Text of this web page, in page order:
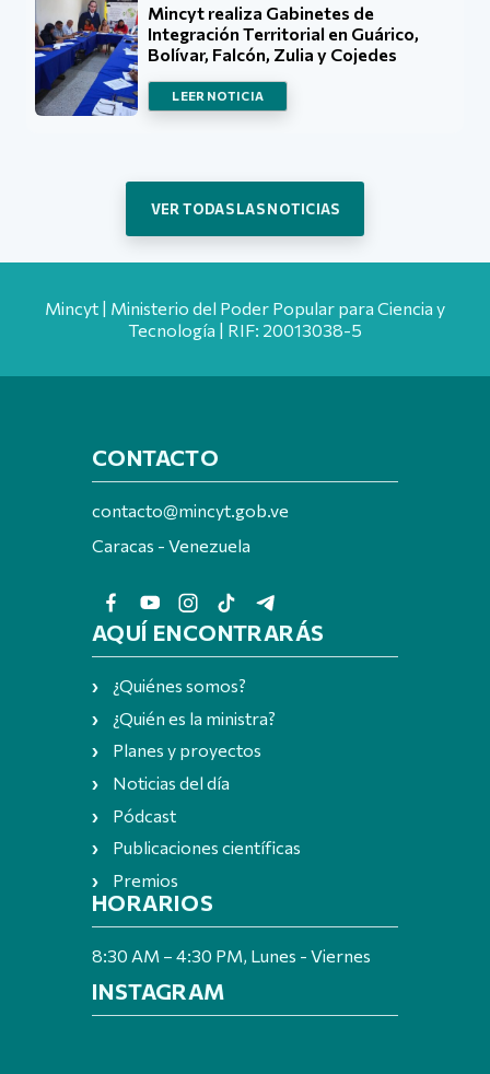
Mincyt realiza Gabinetes de
Integración Territorial en Guárico,
Bolívar, Falcón, Zulia y Cojedes
LEER NOTICIA
VER TODAS LAS NOTICIAS
Mincyt | Ministerio del Poder Popular para Ciencia y
Tecnología | RIF: 20013038-5
CONTACTO
contacto@mincyt.gob.ve
Caracas - Venezuela
AQUÍ ENCONTRARÁS
¿Quiénes somos?
¿Quién es la ministra?
Planes y proyectos
Noticias del día
Pódcast
Publicaciones científicas
Premios
HORARIOS
8:30 AM – 4:30 PM, Lunes - Viernes
INSTAGRAM